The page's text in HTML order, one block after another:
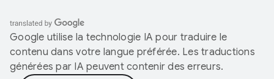
Google utilise la technologie IA pour traduire le
contenu dans votre langue préférée. Les traductions
générées par IA peuvent contenir des erreurs.